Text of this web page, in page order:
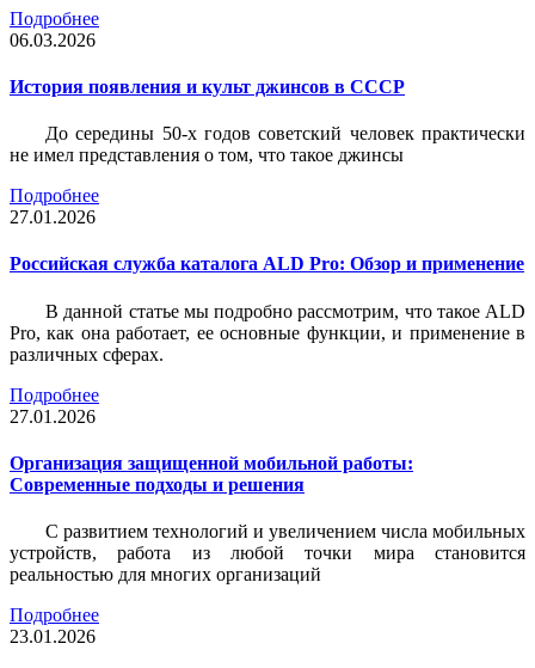
Подробнее
06.03.2026
История появления и культ джинсов в СССР
До середины 50-х годов советский человек практически
не имел представления о том, что такое джинсы
Подробнее
27.01.2026
Российская служба каталога ALD Pro: Обзор и применение
В данной статье мы подробно рассмотрим, что такое ALD
Pro, как она работает, ее основные функции, и применение в
различных сферах.
Подробнее
27.01.2026
Организация защищенной мобильной работы:
Современные подходы и решения
С развитием технологий и увеличением числа мобильных
устройств, работа из любой точки мира становится
реальностью для многих организаций
Подробнее
23.01.2026